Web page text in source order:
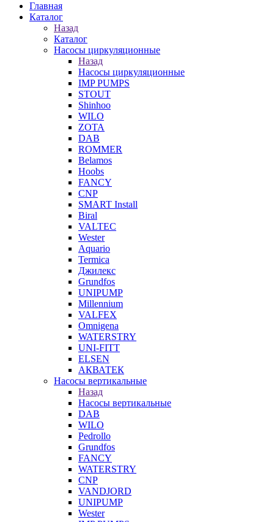
Главная
Каталог
Назад
Каталог
Насосы циркуляционные
Назад
Насосы циркуляционные
IMP PUMPS
STOUT
Shinhoo
WILO
ZOTA
DAB
ROMMER
Belamos
Hoobs
FANCY
CNP
SMART Install
Biral
VALTEC
Wester
Aquario
Termica
Джилекс
Grundfos
UNIPUMP
Millennium
VALFEX
Omnigena
WATERSTRY
UNI-FITT
ELSEN
АКВАТЕК
Насосы вертикальные
Назад
Насосы вертикальные
DAB
WILO
Pedrollo
Grundfos
FANCY
WATERSTRY
CNP
VANDJORD
UNIPUMP
Wester